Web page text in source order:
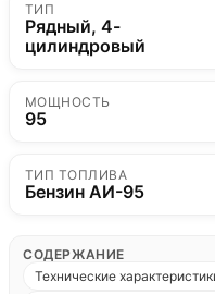
ТИП
Рядный, 4-
цилиндровый
МОЩНОСТЬ
95
ТИП ТОПЛИВА
Бензин АИ-95
СОДЕРЖАНИЕ
Технические